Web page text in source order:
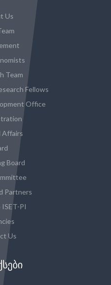
Us
Team
Fellows
Office
Affairs
Board
Partners
ISET-PI
Us